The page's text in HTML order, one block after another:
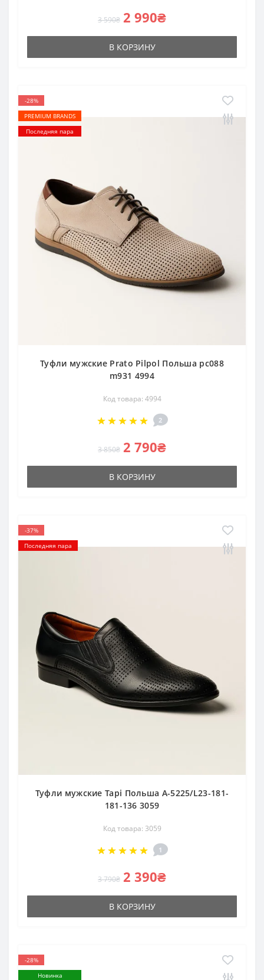
3 590₴ 2 990₴
В КОРЗИНУ
-28%
PREMIUM BRANDS
Последняя пара
Туфли мужские Prato Pilpol Польша pc088
m931 4994
Код товара: 4994
2
3 850₴ 2 790₴
В КОРЗИНУ
-37%
Последняя пара
Туфли мужские Tapi Польша A-5225/L23-181-
181-136 3059
Код товара: 3059
1
3 790₴ 2 390₴
В КОРЗИНУ
-28%
Новинка